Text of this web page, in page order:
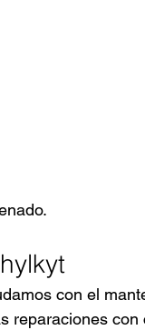
con el
reparaciones con